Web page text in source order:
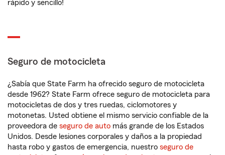
rápido y sencillo!
Seguro de motocicleta
¿Sabía que State Farm ha ofrecido seguro de motocicleta
desde 1962? State Farm ofrece seguro de motocicleta para
motocicletas de dos y tres ruedas, ciclomotores y
motonetas. Usted obtiene el mismo servicio confiable de la
proveedora de seguro de auto más grande de los Estados
Unidos. Desde lesiones corporales y daños a la propiedad
hasta robo y gastos de emergencia, nuestro seguro de